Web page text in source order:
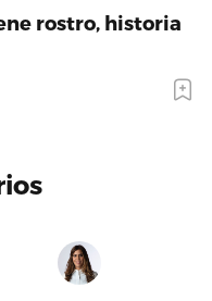
rostro, historia